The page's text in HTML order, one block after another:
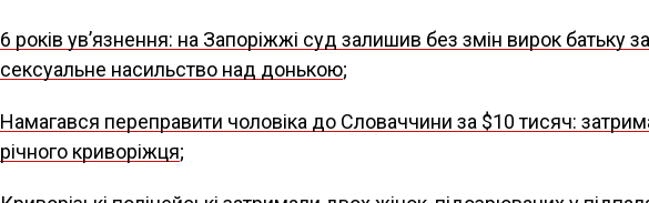
6 років увʼязнення: на Запоріжжі суд залишив без змін вирок батьку за
сексуальне насильство над донькою;
Намагався переправити чоловіка до Словаччини за $10 тисяч:
річного криворіжця;